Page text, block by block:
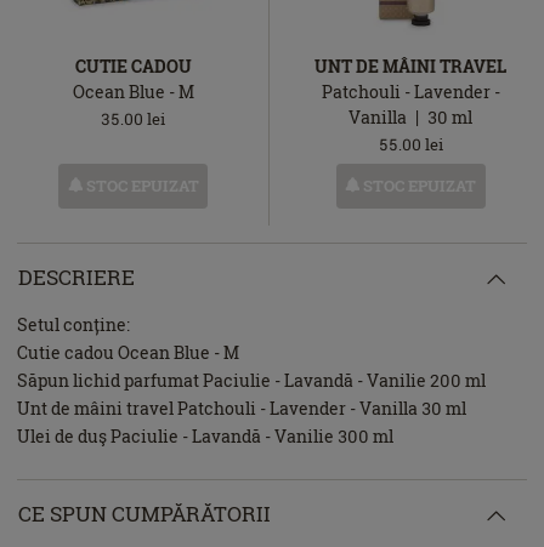
CUTIE CADOU
Ocean Blue - M
35.00 lei
STOC EPUIZAT
UNT DE MÂINI TRAVEL
Patchouli - Lavender -
Vanilla
30ml
55.00 lei
STOC EPUIZAT
DESCRIERE
Setul conține:
Cutie cadou Ocean Blue - M
Săpun lichid parfumat Paciulie - Lavandă - Vanilie 200 ml
Unt de mâini travel Patchouli - Lavender - Vanilla 30 ml
Ulei de duş Paciulie - Lavandă - Vanilie 300 ml
CE SPUN CUMPĂRĂTORII